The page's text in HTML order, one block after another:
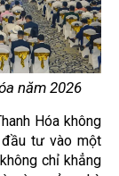
năm 2026
Hóa không
tư vào một
chỉ khẳng